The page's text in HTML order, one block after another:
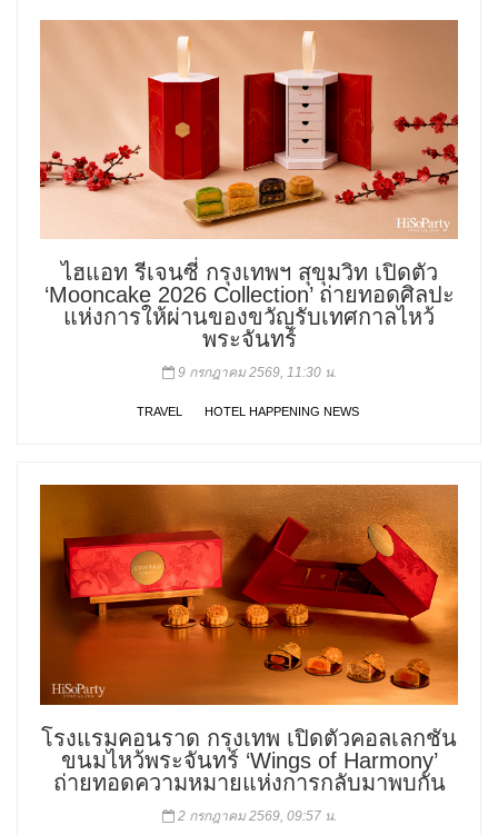
ไฮแอท รีเจนซี่ กรุงเทพฯ สุขุมวิท เปิดตัว
‘Mooncake 2026 Collection’ ถ่ายทอดศิลปะ
แห่งการให้ผ่านของขวัญรับเทศกาลไหว้
พระจันทร์
9 กรกฎาคม 2569, 11:30 น.
TRAVEL HOTEL HAPPENING NEWS
โรงแรมคอนราด กรุงเทพ เปิดตัวคอลเลกชัน
ขนมไหว้พระจันทร์ ‘Wings of Harmony’
ถ่ายทอดความหมายแห่งการกลับมาพบกัน
2 กรกฎาคม 2569, 09:57 น.